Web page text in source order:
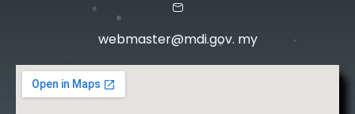
webmaster@mdi.gov. my